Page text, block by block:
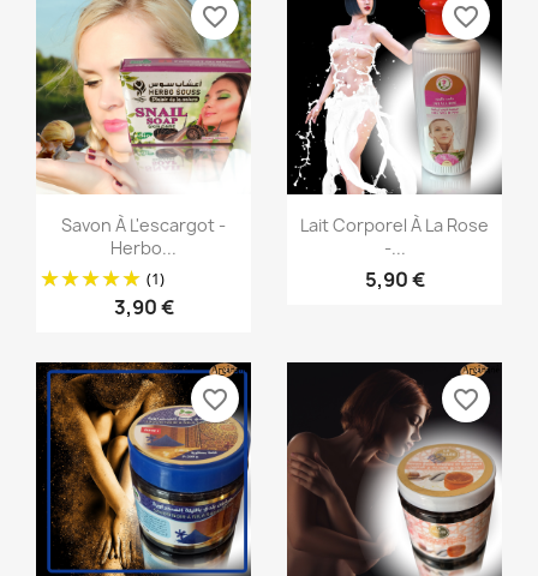
Aperçu rapide
Savon À L'escargot -
Herbo...
(1)
3,90 €
favorite_border
Aperçu rapide
Lait Corporel À La Rose
-...
5,90 €
favorite_border
favorite_border favorite_border